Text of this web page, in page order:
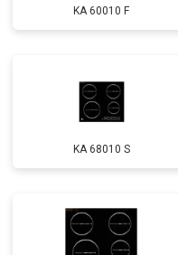
KA 60010 F
KA 68010 S